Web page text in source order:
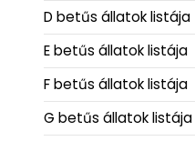
D betűs állatok listája
E betűs állatok listája
F betűs állatok listája
G betűs állatok listája